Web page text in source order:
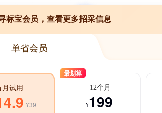
标宝会员，查看更多招采信息
单省会员
月试用
¥39
最划算
12个月
¥199